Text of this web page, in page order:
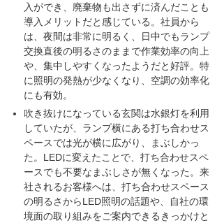
入ができ、廃棄物も出さずに済んだことも
導入メリットだと感じている。社員から
は、夜間は非常に明るく、日中でもランプ
交換直後の明るさのままで作業効率の向上
や、集中しやすくなったようだと好評。特
に照明の発熱が少なくなり、空調の効率化
にも有効。
吹き抜けになっている玄関は水銀灯を利用
していたが、ランプ横にある打ち合わせス
ペースでは光が横に広がり、まぶしかっ
た。LEDに変えたことで、打ち合わせスペ
ースでも不要なまぶしさが無くなった。来
社されるお客様へは、打ち合わせスペース
の明るさからLED照明の話題や、自社の環
境面の取り組みをご案内できるきっかけと